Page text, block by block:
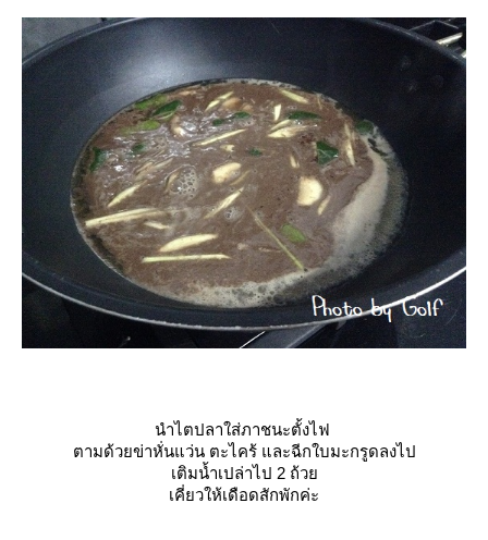
นำไตปลาใส่ภาชนะตั้งไฟ
ตามด้วยข่าหั่นแว่น ตะไคร้ และฉีกใบมะกรูดลงไป
เติมน้ำเปล่าไป 2 ถ้ว
เคี่ยวให้เดือดสักพักค่ะ